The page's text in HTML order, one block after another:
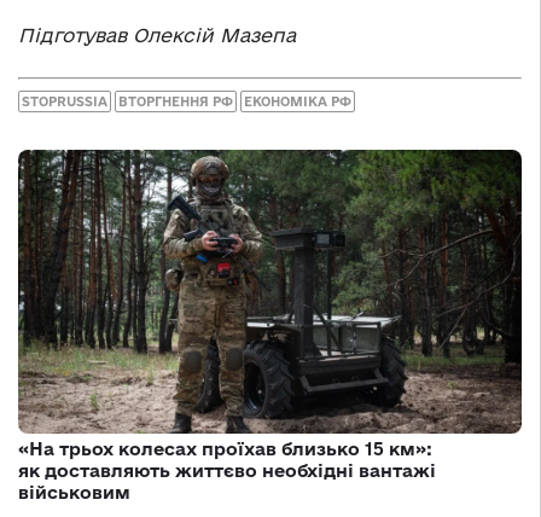
Підготував Олексій Мазепа
STOPRUSSIA ВТОРГНЕННЯ РФ ЕКОНОМІКА РФ
«На трьох колесах проїхав близько 15 км»:
як доставляють життєво необхідні вантажі
військовим